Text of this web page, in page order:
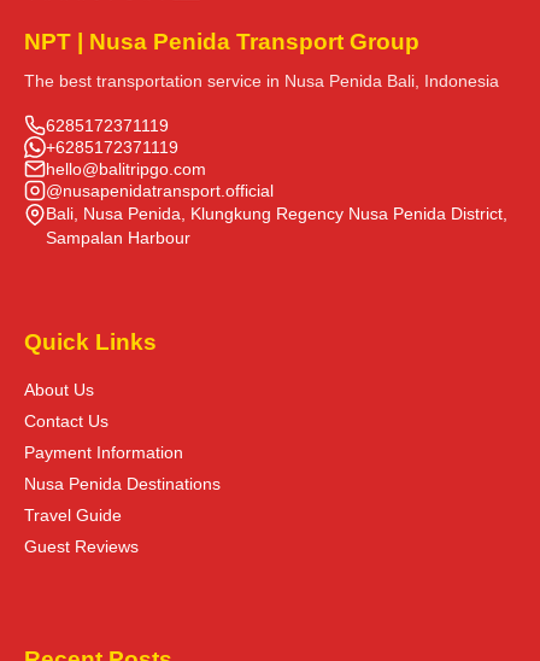
NPT | Nusa Penida Transport Group
The best transportation service in Nusa Penida Bali, Indonesia
6285172371119
+6285172371119
hello@balitripgo.com
@nusapenidatransport.official
Bali, Nusa Penida, Klungkung Regency Nusa Penida District,
Sampalan Harbour
Quick Links
About Us
Contact Us
Payment Information
Nusa Penida Destinations
Travel Guide
Guest Reviews